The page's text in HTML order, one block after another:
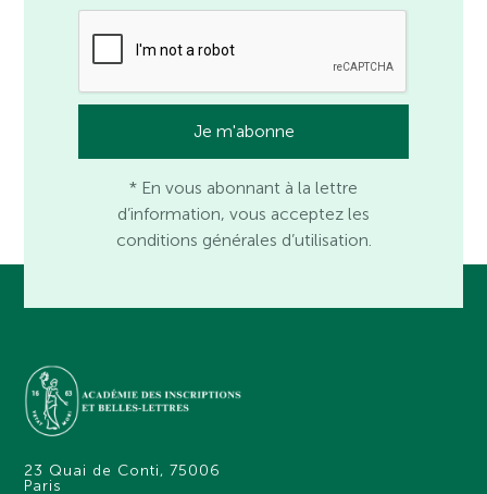
* En vous abonnant à la lettre
d’information, vous acceptez les
conditions générales d’utilisation.
23 Quai de Conti, 75006
Paris